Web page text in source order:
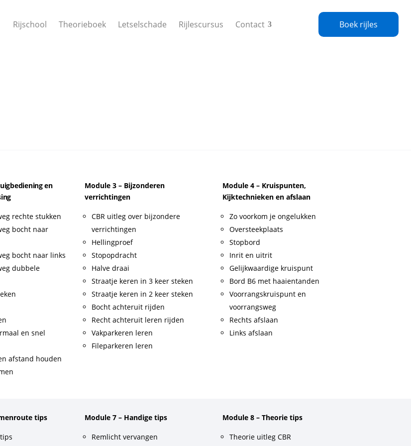
Rijschool Theorieboek Letselschade Rijlescursus Contact Boek rijles
en
rechte stukken
bocht naar
bocht naar links
dubbele
en snel
afstand houden
Module 3 – Bijzonderen
verrichtingen
CBR uitleg over bijzondere
verrichtingen
Hellingproef
Stopopdracht
Halve draai
Straatje keren in 3 keer steken
Straatje keren in 2 keer steken
Bocht achteruit rijden
Recht achteruit leren rijden
Vakparkeren leren
Fileparkeren leren
Module 4 – Kruispunten,
Kijktechnieken en afslaan
Zo voorkom je ongelukken
Oversteekplaats
Stopbord
Inrit en uitrit
Gelijkwaardige kruispunt
Bord B6 met haaientanden
Voorrangskruispunt en
voorrangsweg
Rechts afslaan
Links afslaan
tips Module 7 – Handige tips
Remlicht vervangen
Module 8 – Theorie tips
Theorie uitleg CBR